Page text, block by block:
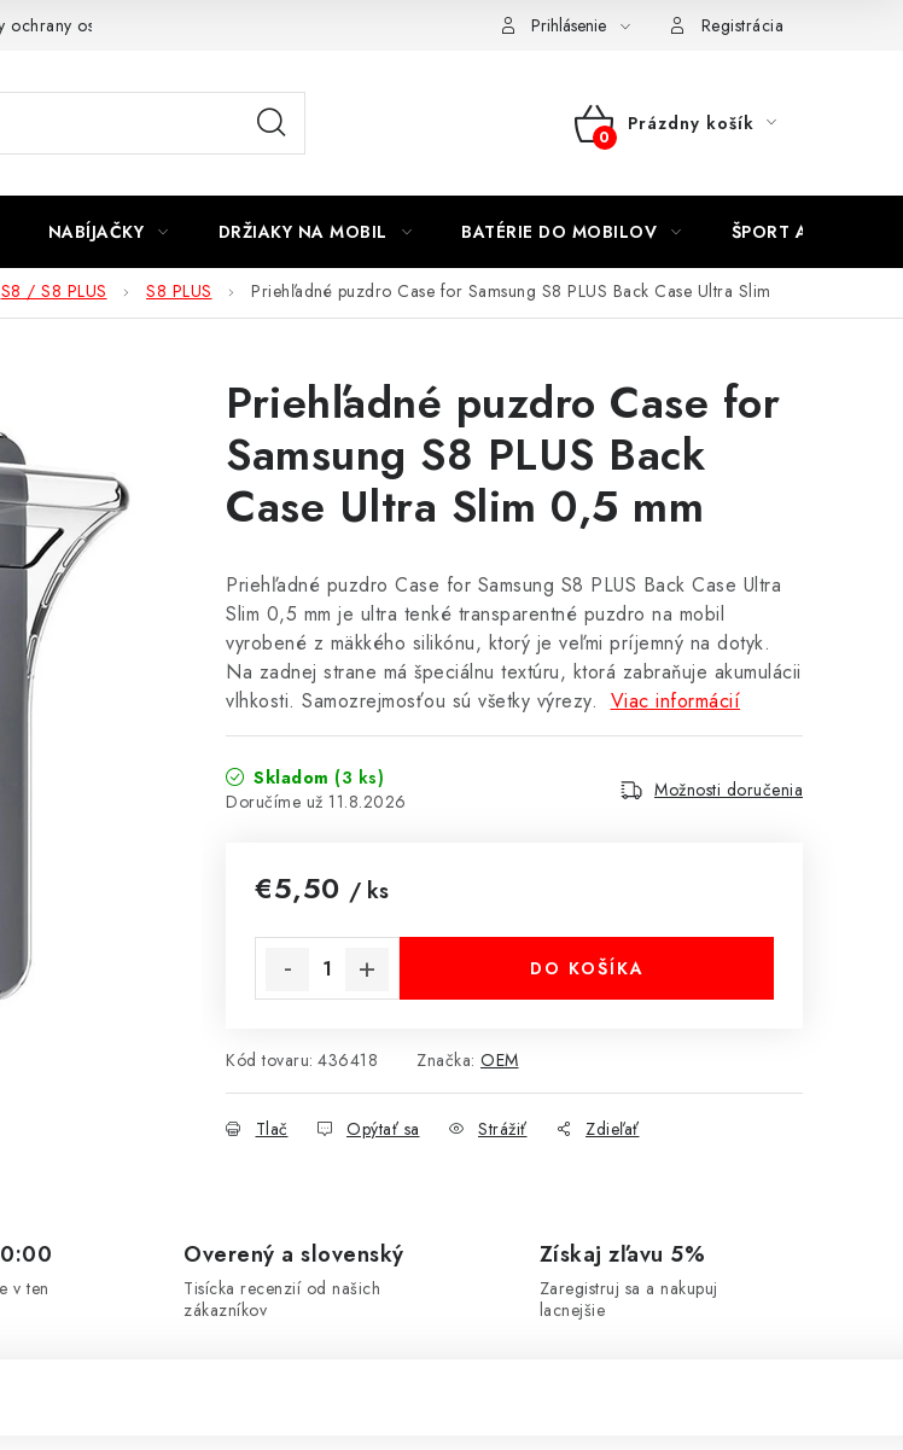
ochrany osobných údajov Prihlásenie Registrácia
NÁKUPNÝ
Prázdny košík
NABÍJAČKY DRŽIAKY NA MOBIL BATÉRIE DO MOBILOV ŠPORT A HOBBY
S8 / S8 PLUS S8 PLUS
Priehľadné puzdro Case for Samsung S8 PLUS Back Case Ultra Slim
Priehľadné puzdro Case for
Samsung S8 PLUS Back
Case Ultra Slim 0,5 mm
Priehľadné puzdro Case for Samsung S8 PLUS Back Case Ultra
Slim 0,5 mm je ultra tenké transparentné puzdro na mobil
vyrobené z mäkkého silikónu, ktorý je veľmi príjemný na dotyk.
Na zadnej strane má špeciálnu textúru, ktorá zabraňuje akumulácii
vlhkosti. Samozrejmosťou sú všetky výrezy. Viac informácií
Skladom (3 ks)
11.8.2026
Možnosti doručenia
€5,50 / ks
DO KOŠÍKA
Kód tovaru: 436418 Značka: OEM
Tlač Opýtať sa Strážiť Zdieľať
v ten
Overený a slovenský
Tisícka recenzií od našich
zákazníkov
Získaj zľavu 5%
Zaregistruj sa a nakupuj
lacnejšie